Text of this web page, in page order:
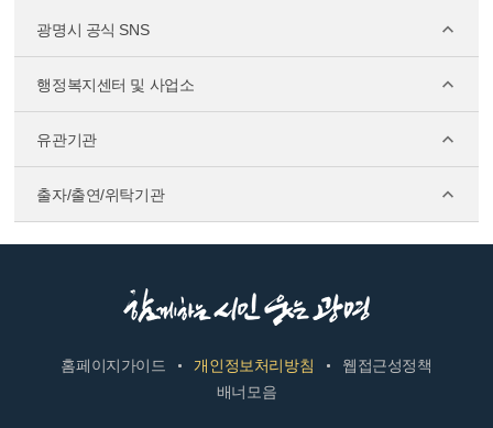
광명시 공식 SNS
행정복지센터 및 사업소
유관기관
출자/출연/위탁기관
홈페이지가이드 개인정보처리방침
웹접근성정책
배너모음